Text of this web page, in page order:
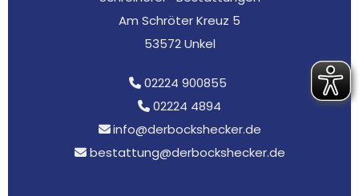
Am Schröter Kreuz 5
53572 Unkel
 02224 900855
 02224 4894
 info@derbockshecker.de
 bestattung@derbockshecker.de